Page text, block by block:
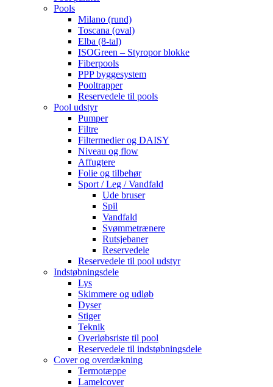
Pools
Milano (rund)
Toscana (oval)
Elba (8-tal)
ISOGreen – Styropor blokke
Fiberpools
PPP byggesystem
Pooltrapper
Reservedele til pools
Pool udstyr
Pumper
Filtre
Filtermedier og DAISY
Niveau og flow
Affugtere
Folie og tilbehør
Sport / Leg / Vandfald
Ude bruser
Spil
Vandfald
Svømmetrænere
Rutsjebaner
Reservedele
Reservedele til pool udstyr
Indstøbningsdele
Lys
Skimmere og udløb
Dyser
Stiger
Teknik
Overløbsriste til pool
Reservedele til indstøbningsdele
Cover og overdækning
Termotæppe
Lamelcover